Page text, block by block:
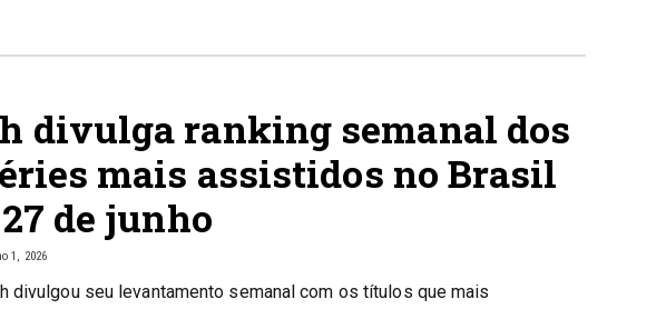
divulga ranking semanal dos
mais assistidos no Brasil
de junho
1, 2026
divulgou seu levantamento semanal com os títulos que mais